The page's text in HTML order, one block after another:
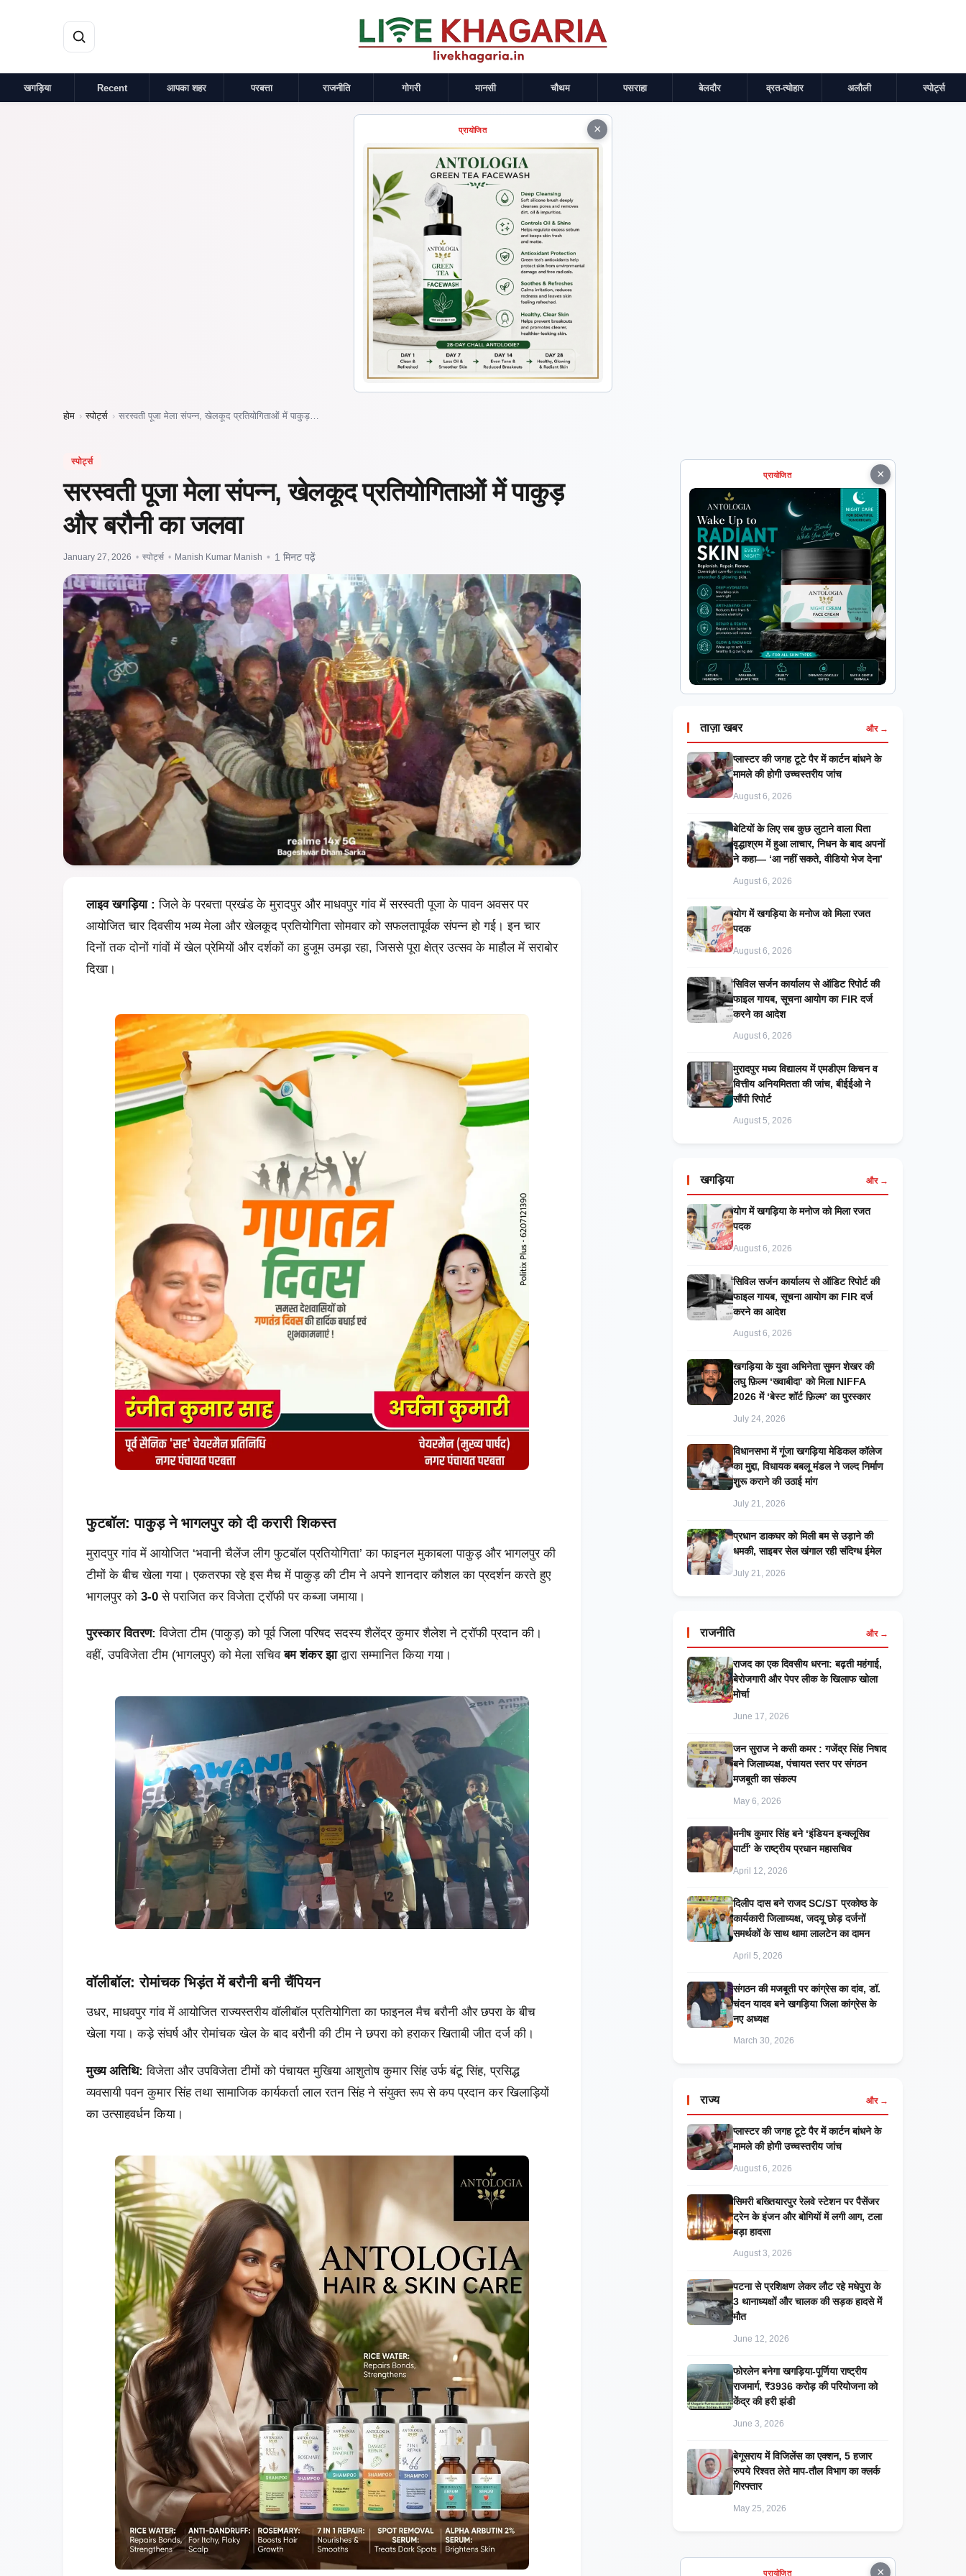
खगड़िया Recent आपका शहर परबत्ता राजनीति गोगरी मानसी चौथम पसराहा बेलदौर व्रत-त्योहार अलौली स्पोर्ट्स
×
प्रायोजित
होम › स्पोर्ट्स › सरस्वती पूजा मेला संपन्न, खेलकूद प्रतियोगिताओं में पाकुड़…
स्पोर्ट्स
सरस्वती पूजा मेला संपन्न, खेलकूद प्रतियोगिताओं में पाकुड़
और बरौनी का जलवा
January 27, 2026 • स्पोर्ट्स • Manish Kumar Manish • 1 मिनट पढ़ें
लाइव खगड़िया : जिले के परबत्ता प्रखंड के मुरादपुर और माधवपुर गांव में सरस्वती पूजा के पावन अवसर पर
आयोजित चार दिवसीय भव्य मेला और खेलकूद प्रतियोगिता सोमवार को सफलतापूर्वक संपन्न हो गई। इन चार
दिनों तक दोनों गांवों में खेल प्रेमियों और दर्शकों का हुजूम उमड़ा रहा, जिससे पूरा क्षेत्र उत्सव के माहौल में सराबोर
दिखा।
फुटबॉल: पाकुड़ ने भागलपुर को दी करारी शिकस्त
मुरादपुर गांव में आयोजित ‘भवानी चैलेंज लीग फुटबॉल प्रतियोगिता’ का फाइनल मुकाबला पाकुड़ और भागलपुर की
टीमों के बीच खेला गया। एकतरफा रहे इस मैच में पाकुड़ की टीम ने अपने शानदार कौशल का प्रदर्शन करते हुए
भागलपुर को 3-0 से पराजित कर विजेता ट्रॉफी पर कब्जा जमाया।
पुरस्कार वितरण: विजेता टीम (पाकुड़) को पूर्व जिला परिषद सदस्य शैलेंद्र कुमार शैलेश ने ट्रॉफी प्रदान की।
वहीं, उपविजेता टीम (भागलपुर) को मेला सचिवबम शंकर झाद्वारा सम्मानित किया गया।
वॉलीबॉल: रोमांचक भिड़ंत में बरौनी बनी चैंपियन
उधर, माधवपुर गांव में आयोजित राज्यस्तरीय वॉलीबॉल प्रतियोगिता का फाइनल मैच बरौनी और छपरा के बीच
खेला गया। कड़े संघर्ष और रोमांचक खेल के बाद बरौनी की टीम ने छपरा को हराकर खिताबी जीत दर्ज की।
मुख्य अतिथि: विजेता और उपविजेता टीमों को पंचायत मुखिया आशुतोष कुमार सिंह उर्फ बंटू सिंह, प्रसिद्ध
व्यवसायी पवन कुमार सिंह तथा सामाजिक कार्यकर्ता लाल रतन सिंह ने संयुक्त रूप से कप प्रदान कर खिलाड़ियों
का उत्साहवर्धन किया।
×
प्रायोजित
ताज़ा खबर और →
प्लास्टर की जगह टूटे पैर में कार्टन बांधने के
मामले की होगी उच्चस्तरीय जांच
August 6, 2026
बेटियों के लिए सब कुछ लुटाने वाला पिता
वृद्धाश्रम में हुआ लाचार, निधन के बाद अपनों
ने कहा— ‘आ नहीं सकते, वीडियो भेज देना’
August 6, 2026
​योग में खगड़िया के मनोज को मिला रजत
पदक
August 6, 2026
सिविल सर्जन कार्यालय से ऑडिट रिपोर्ट की
फाइल गायब, सूचना आयोग का FIR दर्ज
करने का आदेश
August 6, 2026
मुरादपुर मध्य विद्यालय में एमडीएम किचन व
वित्तीय अनियमितता की जांच, बीईईओ ने
सौंपी रिपोर्ट
August 5, 2026
खगड़िया और →
​योग में खगड़िया के मनोज को मिला रजत
पदक
August 6, 2026
सिविल सर्जन कार्यालय से ऑडिट रिपोर्ट की
फाइल गायब, सूचना आयोग का FIR दर्ज
करने का आदेश
August 6, 2026
खगड़िया के युवा अभिनेता सुमन शेखर की
लघु फ़िल्म ‘ख्वाबीदा’ को मिला NIFFA
2026 में ‘बेस्ट शॉर्ट फ़िल्म’ का पुरस्कार
July 24, 2026
विधानसभा में गूंजा खगड़िया मेडिकल कॉलेज
का मुद्दा, विधायक बबलू मंडल ने जल्द निर्माण
शुरू कराने की उठाई मांग
July 21, 2026
प्रधान डाकघर को मिली बम से उड़ाने की
धमकी, साइबर सेल खंगाल रही संदिग्ध ईमेल
July 21, 2026
राजनीति और →
राजद का एक दिवसीय धरना: बढ़ती महंगाई,
बेरोजगारी और पेपर लीक के खिलाफ खोला
मोर्चा
June 17, 2026
जन सुराज ने कसी कमर : गजेंद्र सिंह निषाद
बने जिलाध्यक्ष, पंचायत स्तर पर संगठन
मजबूती का संकल्प
May 6, 2026
मनीष कुमार सिंह बने ‘इंडियन इन्क्लूसिव
पार्टी’ के राष्ट्रीय प्रधान महासचिव
April 12, 2026
दिलीप दास बने राजद SC/ST प्रकोष्ठ के
कार्यकारी जिलाध्यक्ष, जदयू छोड़ दर्जनों
समर्थकों के साथ थामा लालटेन का दामन
April 5, 2026
संगठन की मजबूती पर कांग्रेस का दांव, डॉ.
चंदन यादव बने खगड़िया जिला कांग्रेस के
नए अध्यक्ष
March 30, 2026
राज्य और →
प्लास्टर की जगह टूटे पैर में कार्टन बांधने के
मामले की होगी उच्चस्तरीय जांच
August 6, 2026
सिमरी बख्तियारपुर रेलवे स्टेशन पर पैसेंजर
ट्रेन के इंजन और बोगियों में लगी आग, टला
बड़ा हादसा
August 3, 2026
पटना से प्रशिक्षण लेकर लौट रहे मधेपुरा के
3 थानाध्यक्षों और चालक की सड़क हादसे में
मौत
June 12, 2026
​फोरलेन बनेगा खगड़िया-पूर्णिया राष्ट्रीय
राजमार्ग, ₹3936 करोड़ की परियोजना को
केंद्र की हरी झंडी
June 3, 2026
बेगूसराय में विजिलेंस का एक्शन, 5 हजार
रुपये रिश्वत लेते माप-तौल विभाग का क्लर्क
गिरफ्तार
May 25, 2026
×
प्रायोजित